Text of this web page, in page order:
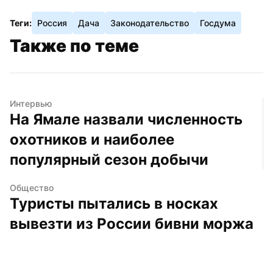
Теги: Россия Дача Законодательство Госдума
Также по теме
Интервью
На Ямале назвали численность
охотников и наиболее
популярный сезон добычи
Общество
Туристы пытались в носках
вывезти из России бивни моржа